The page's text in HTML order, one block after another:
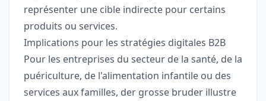
représenter une cible indirecte pour certains
produits ou services.
Implications pour les stratégies digitales B2B
Pour les entreprises du secteur de la santé, de la
puériculture, de l'alimentation infantile ou des
services aux familles, der grosse bruder illustre